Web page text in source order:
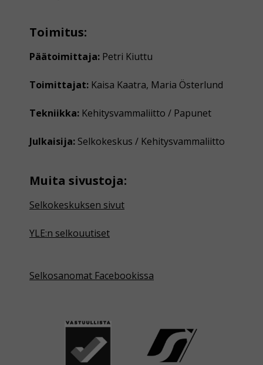
Toimitus:
Päätoimittaja: Petri Kiuttu
Toimittajat: Kaisa Kaatra, Maria Österlund
Tekniikka: Kehitysvammaliitto / Papunet
Julkaisija: Selkokeskus / Kehitysvammaliitto
Muita sivustoja:
Selkokeskuksen sivut
YLE:n selkouutiset
Selkosanomat Facebookissa